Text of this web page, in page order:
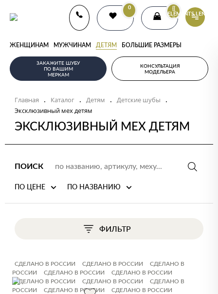
0
{{
ELEMENTS.LENGTH
}}
ЖЕНЩИНАМ МУЖЧИНАМ ДЕТЯМ БОЛЬШИЕ РАЗМЕРЫ
ЗАКАЖИТЕ ШУБУ
ПО ВАШИМ
МЕРКАМ
КОНСУЛЬТАЦИЯ
МОДЕЛЬЕРА
Главная . Каталог . Детям . Детские шубы .
Эксклюзивный мех детям
ЭКСКЛЮЗИВНЫЙ МЕХ ДЕТЯМ
ПОИСК
ПО ЦЕНЕ ПО НАЗВАНИЮ
ФИЛЬТР
СДЕЛАНО В РОССИИ СДЕЛАНО В РОССИИ
СДЕЛАНО В
РОССИИ
СДЕЛАНО В РОССИИ
СДЕЛАНО В РОССИИ
СДЕЛАНО В РОССИИ
СДЕЛАНО В РОССИИ
СДЕЛАНО В
РОССИИ
СДЕЛАНО В РОССИИ
СДЕЛАНО В РОССИИ